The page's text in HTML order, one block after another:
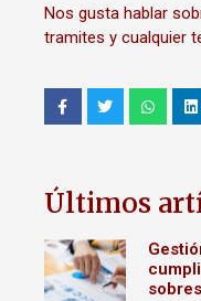
Nos gusta hablar
tramites y cualquier
Últimos